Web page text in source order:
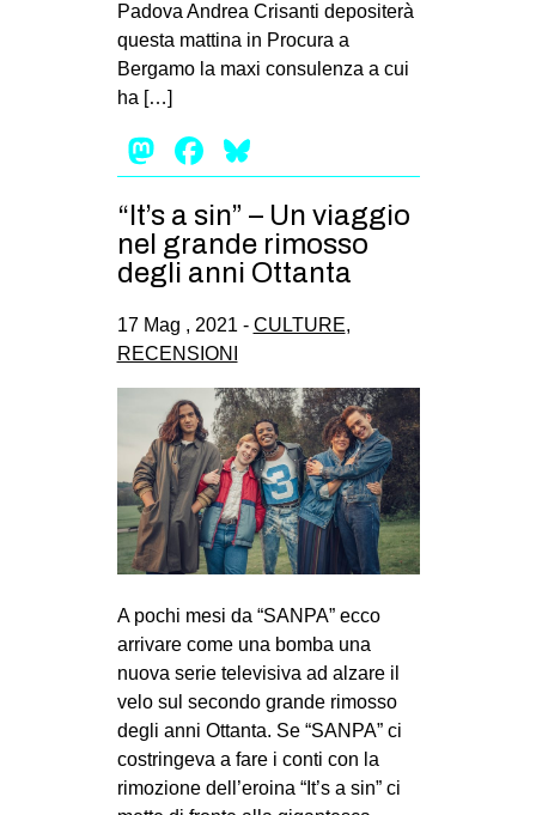
AMBIENTE
ANTIFASCISMO
GENERI
MIGRAZIONI
PRECARIATO
REPRESSIONE
CULTURE
ARTE
CINEMA
MANIFESTI
MUSICA
RECENSIONI
INTERNAZIONALE
AFRICA
ESTREMO ORIENTE
EUROPA
MEDIO ORIENTE
Padova Andrea Crisanti depositerà
questa mattina in Procura a
Bergamo la maxi consulenza a cui
ha […]
Mastodon
Facebook
“It’s a sin” – Un viaggio
nel grande rimosso
degli anni Ottanta
17 Mag , 2021 - CULTURE,
RECENSIONI
A pochi mesi da “SANPA” ecco
arrivare come una bomba una
nuova serie televisiva ad alzare il
velo sul secondo grande rimosso
degli anni Ottanta. Se “SANPA” ci
costringeva a fare i conti con la
rimozione dell’eroina “It’s a sin” ci